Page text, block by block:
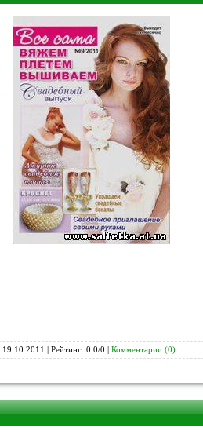
19.10.2011 | Рейтинг: 0.0/0 | Комментарии (0)